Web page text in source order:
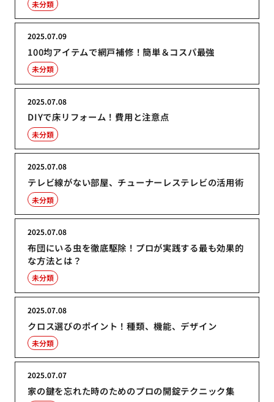
未分類
100均アイテムで網戸補修！簡単＆コスパ最強
2025.07.09
未分類
DIYで床リフォーム！費用と注意点
2025.07.08
未分類
テレビ線がない部屋、チューナーレステレビの活用術
2025.07.08
未分類
布団にいる虫を徹底駆除！プロが実践する最も効果的
な方法とは？
2025.07.08
未分類
クロス選びのポイント！種類、機能、デザイン
2025.07.08
未分類
家の鍵を忘れた時のためのプロの開錠テクニック集
2025.07.07